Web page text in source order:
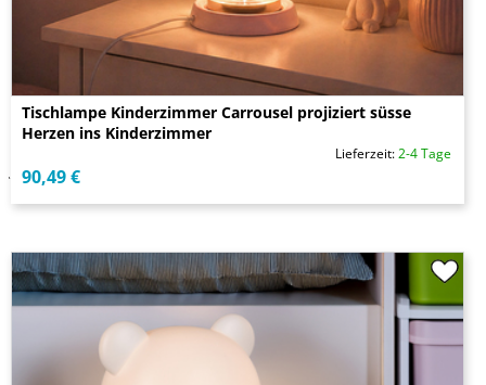
Tischlampe Kinderzimmer Carrousel projiziert süsse
Herzen ins Kinderzimmer
Lieferzeit:2-4 Tage
90,49 €